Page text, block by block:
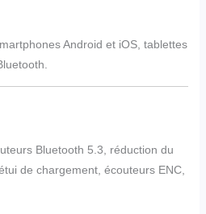
Android et iOS, tablettes
Bluetooth 5.3, réduction du
de chargement, écouteurs ENC,